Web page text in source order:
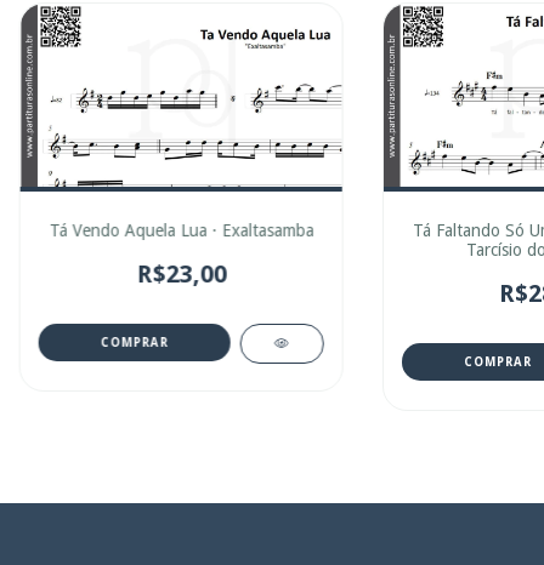
Tá Vendo Aquela Lua · Exaltasamba
R$23,00
COMPRAR
Tá Faltando Só
Tarcísio
COMPRAR